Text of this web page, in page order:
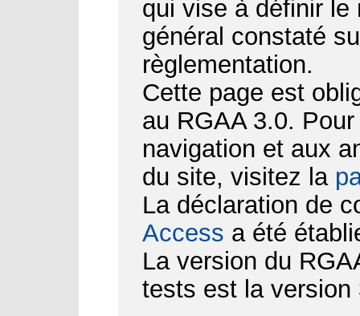
qui vise à définir
général constaté
règlementation.
Cette page est
au RGAA 3.0.
navigation et aux
du site, visitez la
La déclaration de
Access a été
La version du
tests est la version